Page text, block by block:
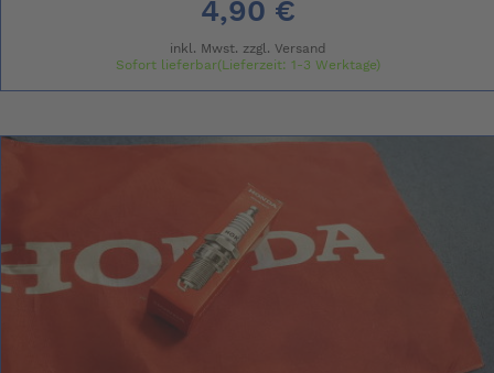
4,90 €
inkl. Mwst. zzgl. Versand
Sofort lieferbar(Lieferzeit: 1-3 Werktage)